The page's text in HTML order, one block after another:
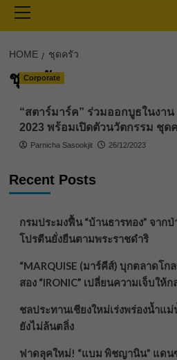
Menu
HOME ชุดครัว
ชุดครัว
Corporate
“สตาร์มาร์ค” ร่วมออกบูธในงา
2023 พร้อมเปิดตัวนวัตกรรม ชุด
Parnicha Sasookjit 26/12/2023
Recent Posts
กรมประมงฟื้น “บ้านธารทอง” จาก
โปรตีนยั่งยืนตามพระราชดำริ
“MARQUISE (มาร์คีส์) บุกตลาดโก
สอง “IRONIC” เปลี่ยนความเจ็บให้
ชลประทานเชียงใหม่เร่งพร่องน้ำแ
ยังไม่ล้นตลิ่ง
ฟาดลุคใหม่! “แบม พิชญานิน” แดน